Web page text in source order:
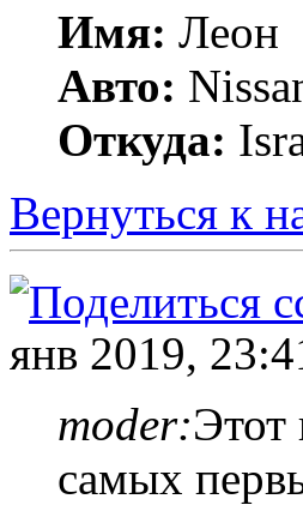
Имя: Леон
Авто:
Откуда:
Вернуться к
янв 2019,
moder:Этот
самых